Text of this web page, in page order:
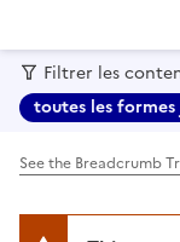
Filtrer les
toutes les
See the Breadcrumb